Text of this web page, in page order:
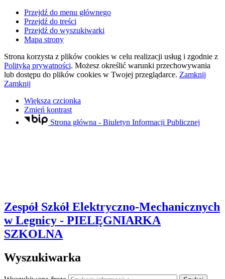
Przejdź do menu głównego
Przejdź do treści
Przejdź do wyszukiwarki
Mapa strony
Strona korzysta z plików cookies w celu realizacji usług i zgodnie z
Polityką prywatności. Możesz określić warunki przechowywania
lub dostępu do plików cookies w Twojej przeglądarce. Zamknij
Zamknij
Większa czcionka
Zmień kontrast
Strona główna - Biuletyn Informacji Publicznej
Zespół Szkół Elektryczno-Mechanicznych
w Legnicy - PIELĘGNIARKA
SZKOLNA
Wyszukiwarka